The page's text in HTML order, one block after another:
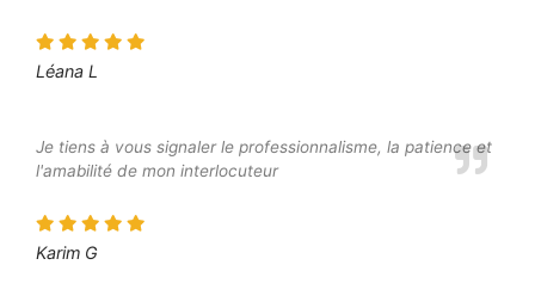
Léana L
Je tiens à vous signaler le professionnalisme, la patience et
l'amabilité de mon interlocuteur
Karim G